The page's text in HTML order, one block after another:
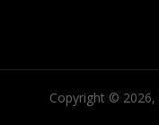
Copyright © 2026,